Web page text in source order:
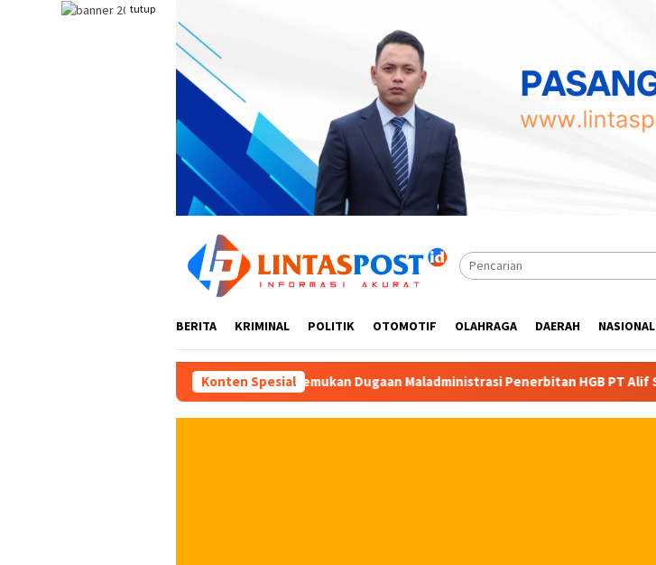
tutup
BERITA KRIMINAL POLITIK OTOMOTIF OLAHRAGA DAERAH NASIONAL
Konten Spesial
Ombudsman Temukan Dugaan Maladministrasi Penerbitan HGB PT Alif Satya Perkasa di Kota Gorontalo